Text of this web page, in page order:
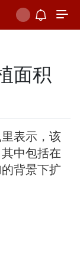
面积
表示，该
中包括在
背景下扩